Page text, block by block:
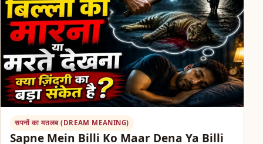
सपनों का मतलब (DREAM MEANING)
Sapne Mein Billi Ko Maar Dena Ya Billi